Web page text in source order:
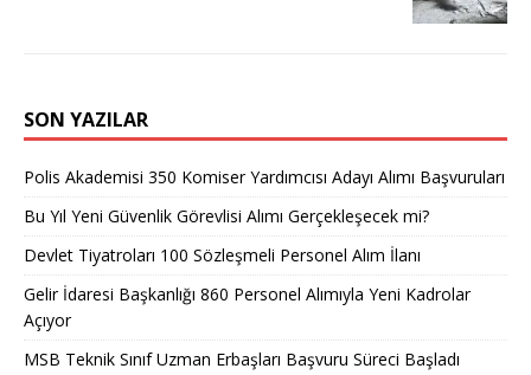
SON YAZILAR
Polis Akademisi 350 Komiser Yardımcısı Adayı Alımı Başvuruları
Bu Yıl Yeni Güvenlik Görevlisi Alımı Gerçekleşecek mi?
Devlet Tiyatroları 100 Sözleşmeli Personel Alım İlanı
Gelir İdaresi Başkanlığı 860 Personel Alımıyla Yeni Kadrolar
Açıyor
MSB Teknik Sınıf Uzman Erbaşları Başvuru Süreci Başladı